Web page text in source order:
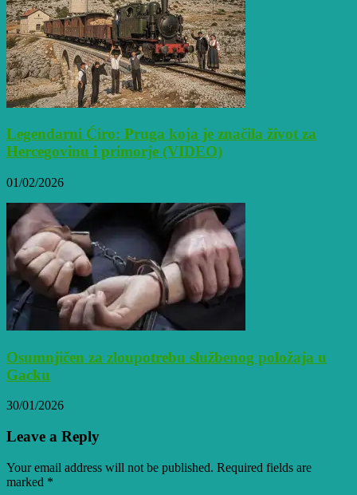
Legendarni Ćiro: Pruga koja je značila život za
Hercegovinu i primorje (VIDEO)
01/02/2026
Osumnjičen za zloupotrebu službenog položaja u
Gacku
30/01/2026
Leave a Reply
Your email address will not be published. Required fields are
marked *